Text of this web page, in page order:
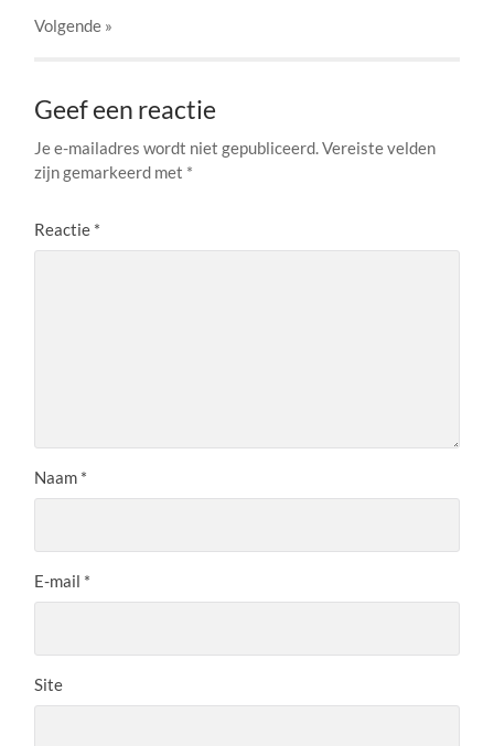
Volgende »
Geef een reactie
Je e-mailadres wordt niet gepubliceerd.Vereiste velden
zijn gemarkeerd met *
Reactie *
Naam *
E-mail *
Site